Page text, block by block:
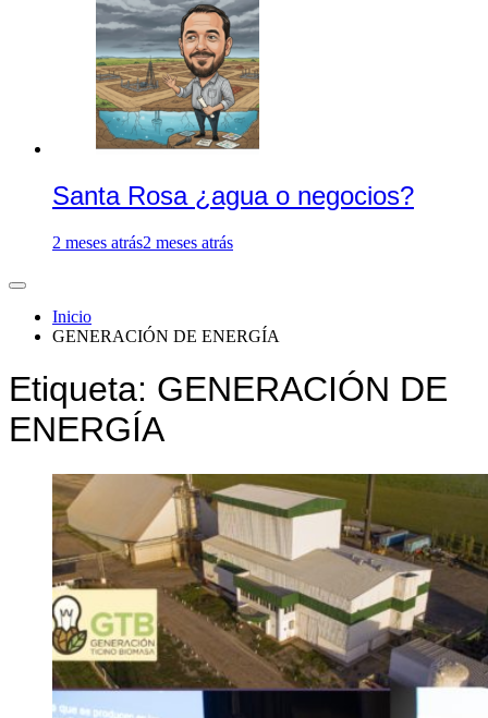
Santa Rosa ¿agua o negocios?
2 meses atrás2 meses atrás
Inicio
GENERACIÓN DE ENERGÍA
Etiqueta: GENERACIÓN DE
ENERGÍA